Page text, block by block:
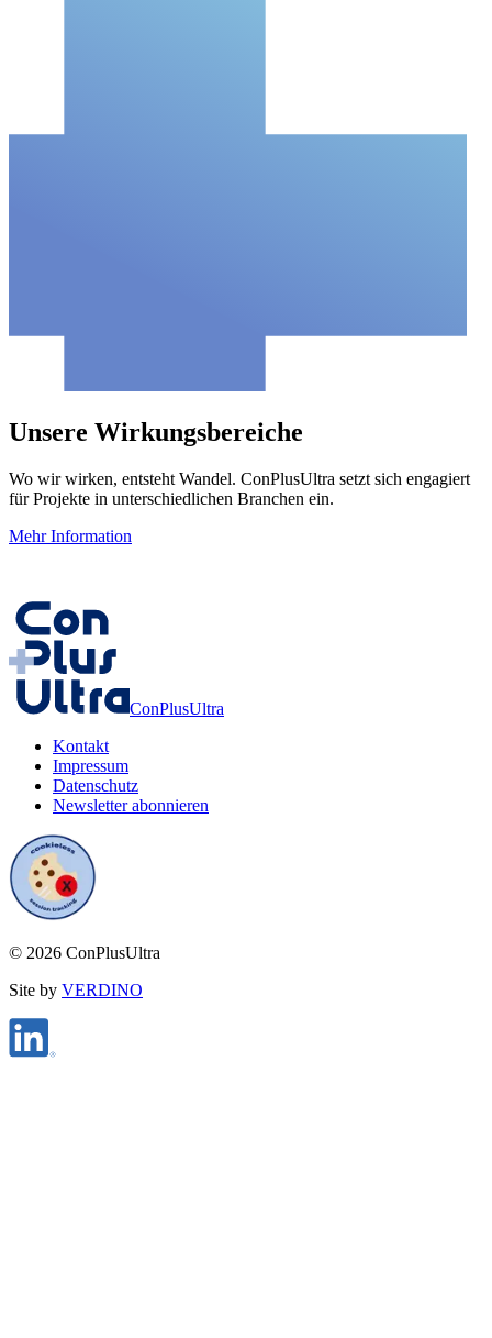
Unsere Wirkungsbereiche
Wo wir wirken, entsteht Wandel. ConPlusUltra setzt sich engagiert
für Projekte in unterschiedlichen Branchen ein.
Mehr Information
ConPlusUltra
Kontakt
Impressum
Datenschutz
Newsletter abonnieren
© 2026 ConPlusUltra
Site by VERDINO